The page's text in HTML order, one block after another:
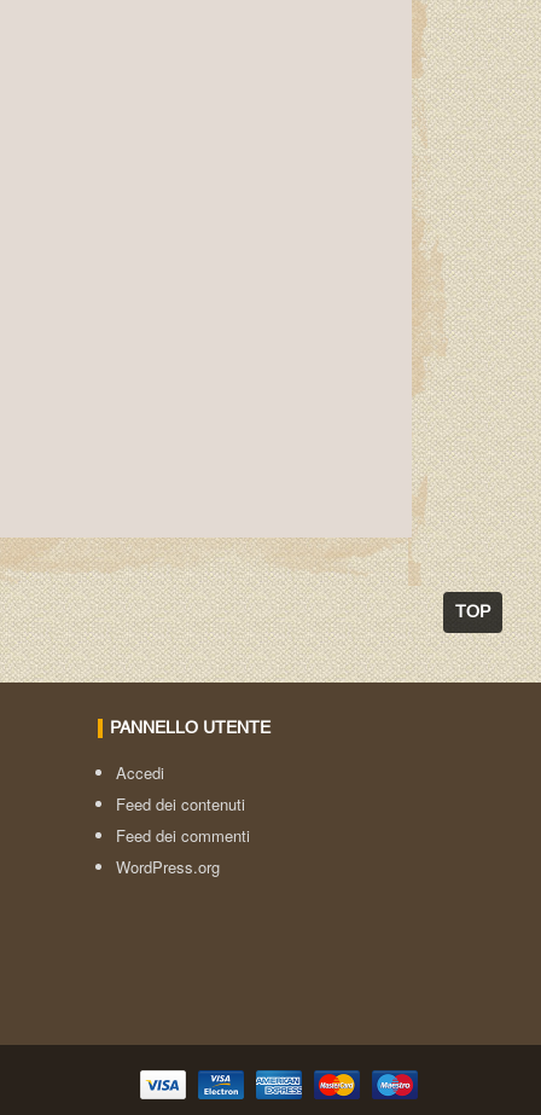
TOP
PANNELLO UTENTE
Accedi
Feed dei contenuti
Feed dei commenti
WordPress.org